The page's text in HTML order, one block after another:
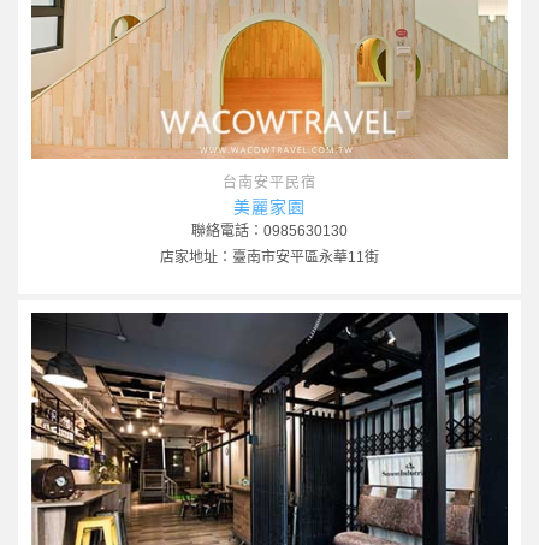
台南安平民宿
美麗家園
聯絡電話：0985630130
店家地址：臺南市安平區永華11街